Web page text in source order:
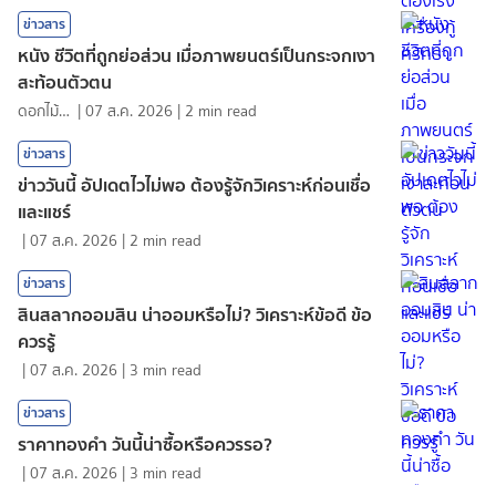
ข่าวสาร
หนัง ชีวิตที่ถูกย่อส่วน เมื่อภาพยนตร์เป็นกระจกเงา
สะท้อนตัวตน
ดอกไม้กับสายน้ำ |07 ส.ค. 2026 | 2 min read
ข่าวสาร
ข่าววันนี้ อัปเดตไวไม่พอ ต้องรู้จักวิเคราะห์ก่อนเชื่อ
และแชร์
|07 ส.ค. 2026 | 2 min read
ข่าวสาร
สินสลากออมสิน น่าออมหรือไม่? วิเคราะห์ข้อดี ข้อ
ควรรู้
|07 ส.ค. 2026 | 3 min read
ข่าวสาร
ราคาทองคํา วันนี้น่าซื้อหรือควรรอ?
|07 ส.ค. 2026 | 3 min read